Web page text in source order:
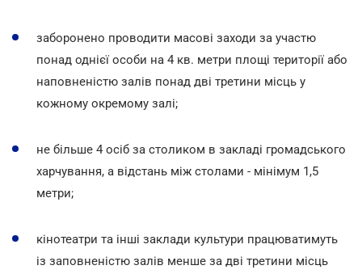
заборонено проводити масові заходи за участю
понад однієї особи на 4 кв. метри площі території або
наповненістю залів понад дві третини місць у
кожному окремому залі;
не більше 4 осіб за столиком в закладі громадського
харчування, а відстань між столами - мінімум 1,5
метри;
кінотеатри та інші заклади культури працюватимуть
із заповненістю залів менше за дві третини місць